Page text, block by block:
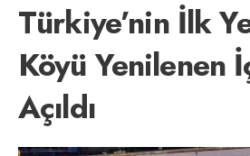
Türkiye’nin İlk
Köyü Yenilenen
Açıldı